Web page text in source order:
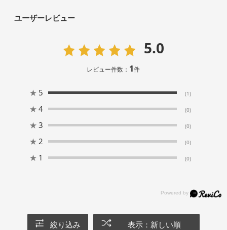
ユーザーレビュー
5.0
レビュー件数： 1件
★ 5 (1)
★ 4 (0)
★ 3 (0)
★ 2 (0)
★ 1 (0)
絞り込み 表示：新しい順